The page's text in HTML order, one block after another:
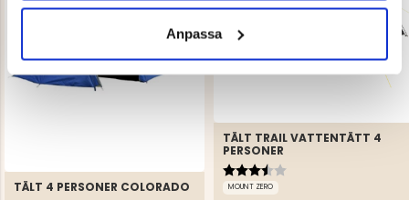
Anpassa
TÄLT 4 PERSONER COLORADO
TÄLT TRAIL VATTENTÄTT 4
PERSONER
MOUNT ZERO
Betyg:
3.3 utav 5 stjärnor